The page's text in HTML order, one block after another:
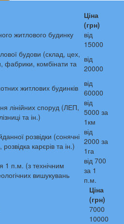
Ціна
(грн)
житлового будинку
від
15000
будови (склад, цех,
фабрики, комбінати та
від
20000
житлових будинків
від
60000
лінійних споруд (ЛЕП,
та ін.)
від
5000 за
1км
розвідки (сонячні
карєрів та ін.)
від
2000 за
1га
1 п.м. (з технічним
вишукувань
від 700
за 1
п.м.
Ціна
(грн)
7000
10000